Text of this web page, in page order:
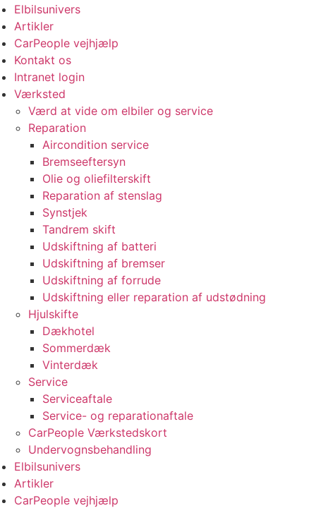
Elbilsunivers
Artikler
CarPeople vejhjælp
Kontakt os
Intranet login
Værksted
Værd at vide om elbiler og service
Reparation
Aircondition service
Bremseeftersyn
Olie og oliefilterskift
Reparation af stenslag
Synstjek
Tandrem skift
Udskiftning af batteri
Udskiftning af bremser
Udskiftning af forrude
Udskiftning eller reparation af udstødning
Hjulskifte
Dækhotel
Sommerdæk
Vinterdæk
Service
Serviceaftale
Service- og reparationaftale
CarPeople Værkstedskort
Undervognsbehandling
Elbilsunivers
Artikler
CarPeople vejhjælp